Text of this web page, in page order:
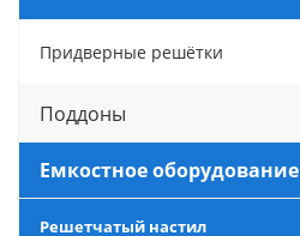
Придверные решётки
Поддоны
Емкостное оборудование
Решетчатый настил